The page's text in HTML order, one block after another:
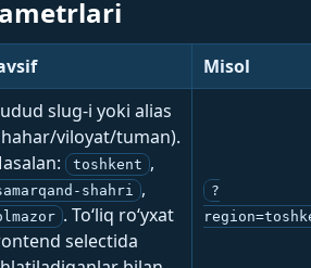
Misol
slug-i yoki alias
viloyat/tuman).
toshkent ,
shahri ,
. To‘liq ro‘yxat
selectida
?